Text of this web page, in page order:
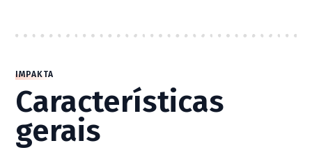
IMPAKTA
Características
gerais